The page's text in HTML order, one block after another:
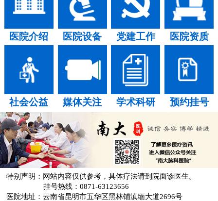
医院介绍 医院设备 党建工作 医院资质
社会公益 媒体关注 学术科研 预约挂号
特别声明：网站内容仅供参考，具体疗法请到院面诊医生。
挂号热线：0871-63123656
医院地址：云南省昆明市五华区黑林铺滇缅大道2696号